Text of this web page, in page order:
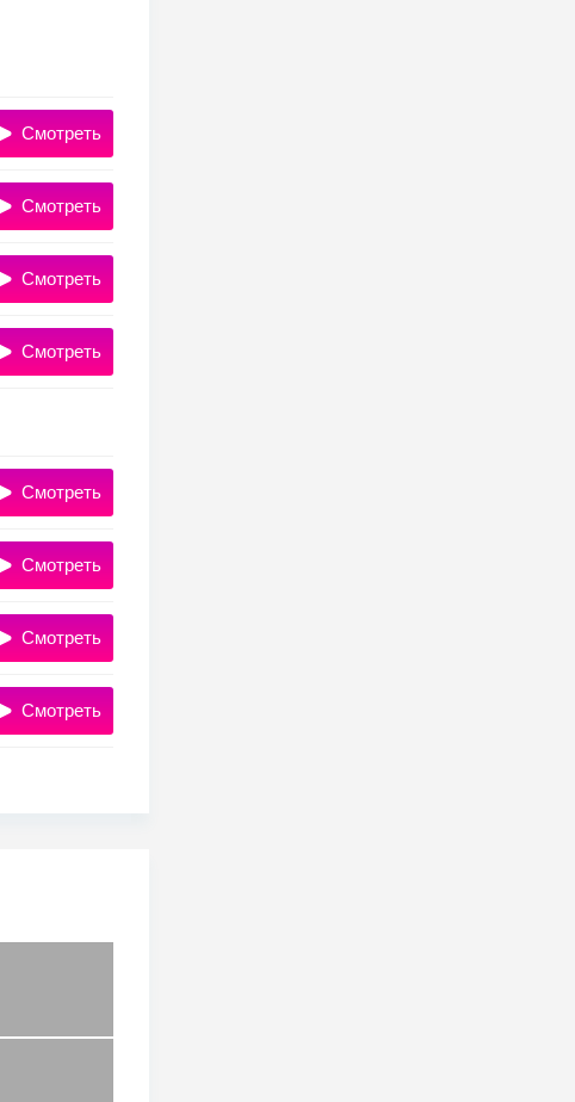
Смотреть
Смотреть
Смотреть
Смотреть
Смотреть
Смотреть
Смотреть
Смотреть